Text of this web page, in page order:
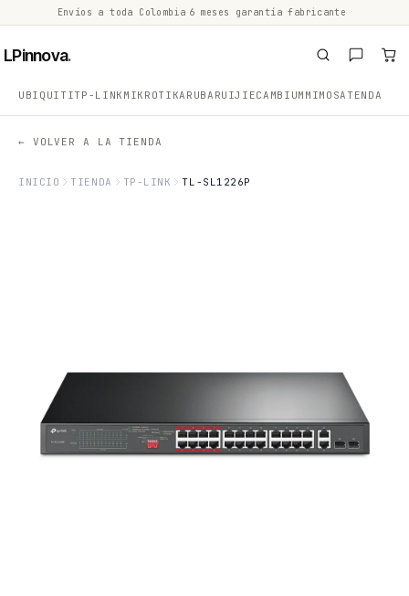
Envíos a toda Colombia 6 meses garantía fabricante
LPinnova.
UBIQUITITP-LINK MIKROTIKARUBA RUIJIECAMBIUM MIMOSATENDA
← VOLVER A LA TIENDA
INICIO TIENDA TP-LINK TL-SL1226P